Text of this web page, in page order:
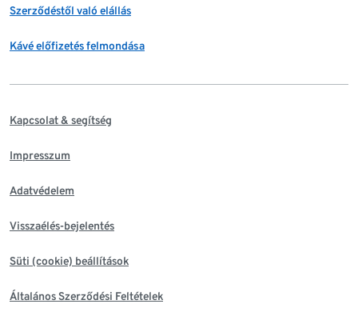
Szerződéstől való elállás
Kávé előfizetés felmondása
Kapcsolat & segítség
Impresszum
Adatvédelem
Visszaélés-bejelentés
Süti (cookie) beállítások
Általános Szerződési Feltételek